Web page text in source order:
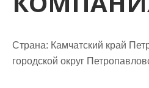
Страна: Камчатский край
городской округ